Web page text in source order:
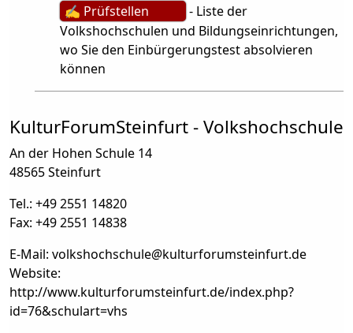
✍ Prüfstellen
- Liste der
Volkshochschulen und Bildungseinrichtungen,
wo Sie den Einbürgerungstest absolvieren
können
KulturForumSteinfurt - Volkshochschule
An der Hohen Schule 14
48565 Steinfurt
Tel.: +49 2551 14820
Fax: +49 2551 14838
E-Mail: volkshochschule@kulturforumsteinfurt.de
Website:
http://www.kulturforumsteinfurt.de/index.php?
id=76&schulart=vhs